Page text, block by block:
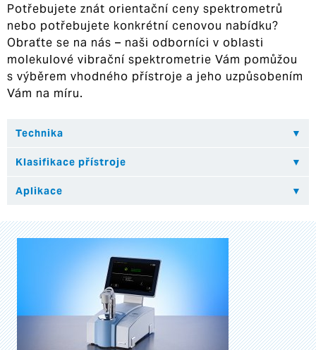
Potřebujete znát orientační ceny spektrometrů
nebo potřebujete konkrétní cenovou nabídku?
Obraťte se na nás – naši odborníci v oblasti
molekulové vibrační spektrometrie Vám pomůžou
s výběrem vhodného přístroje a jeho uzpůsobením
Vám na míru.